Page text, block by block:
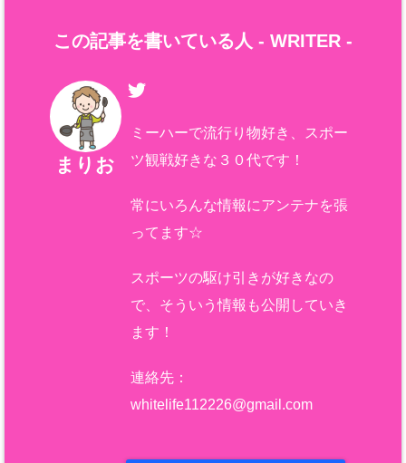
この記事を書いている人 - WRITER -
まりお
ミーハーで流行り物好き、スポー
ツ観戦好きな３０代です！
常にいろんな情報にアンテナを張
ってます☆
スポーツの駆け引きが好きなの
で、そういう情報も公開していき
ます！
連絡先：
whitelife112226@gmail.com